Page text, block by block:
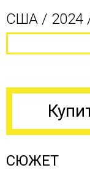
CША / 2024
СЮЖЕТ